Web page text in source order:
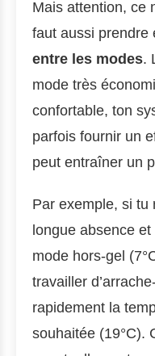
Mais attention, ce
faut aussi prendre
entre les modes.
mode très
confortable, ton
parfois fournir un
peut entraîner un
Par exemple, si tu
longue absence
mode hors-gel
travailler
rapidement la
souhaitée (19°C).